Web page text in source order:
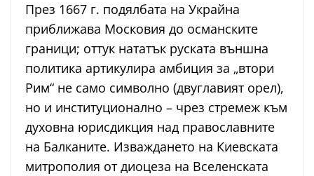
През 1667 г. подялбата на Украйна
приближава Московия до османските
граници; оттук нататък руската външна
политика артикулира амбиция за „втори
Рим“ не само символно (двуглавият орел),
но и институционално – чрез стремеж към
духовна юрисдикция над православните
на Балканите. Изваждането на Киевската
митрополия от диоцеза на Вселенската